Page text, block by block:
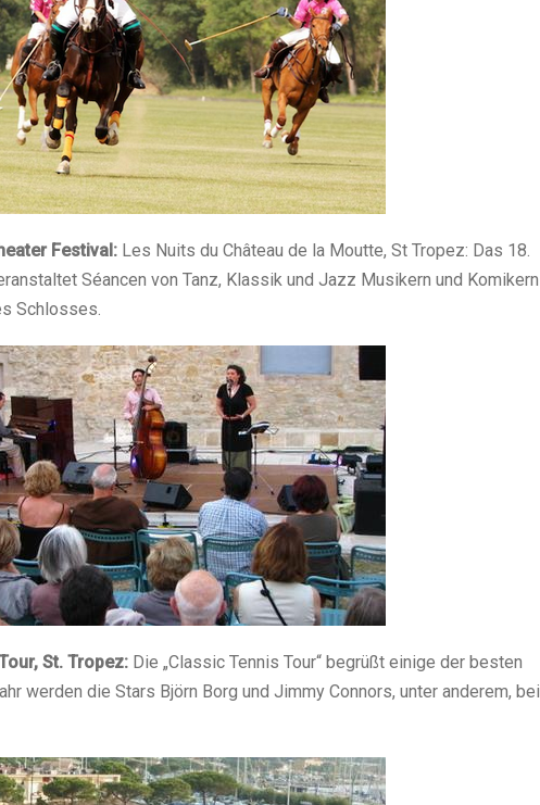
Festival: Les Nuits du Château de la Moutte, St Tropez: Das 18.
Séancen von Tanz, Klassik und Jazz Musikern und Komikern
Schlosses.
St. Tropez: Die „Classic Tennis Tour“ begrüßt einige der besten
werden die Stars Björn Borg und Jimmy Connors, unter anderem, bei